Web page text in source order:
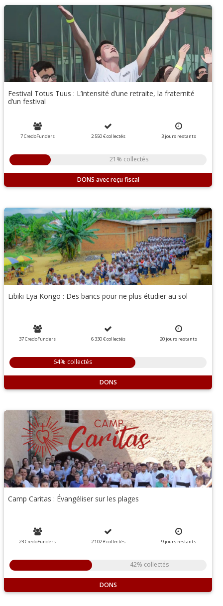
Festival Totus Tuus : L’intensité d’une retraite, la fraternité
d’un festival
7 CredoFunders 2 550 €collectés 3joursrestants
21% collectés
DONS
Libiki Lya Kongo : Des bancs pour ne plus étudier au sol
37 CredoFunders 6 330 €collectés 20jours restants
64% collectés
DONS
Camp Caritas : Évangéliser sur les plages
23 CredoFunders 2 102 €collectés 9joursrestants
42% collectés
DONS